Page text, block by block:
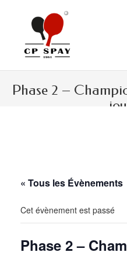
contenu
Phase 2 –
« Tous les Évènements
Cet évènement est passé
Phase 2 –